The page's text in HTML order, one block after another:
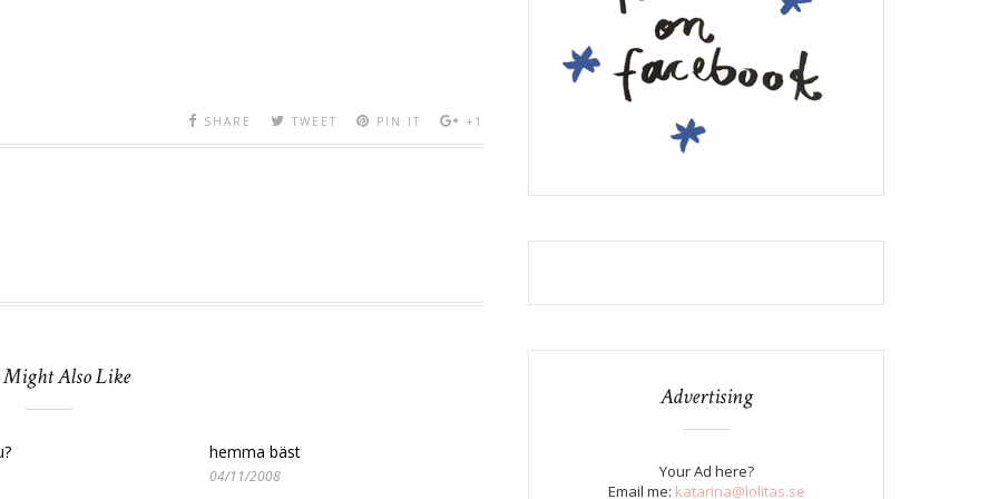
SHARE TWEET PIN IT +1
Might Also Like
hemma bäst
04/11/2008
Advertising
Your Ad here?
Email me: katarina@lolitas.se